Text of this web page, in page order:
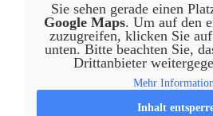
Sie sehen gerade einen
Google Maps. Um auf den
zuzugreifen, klicken Sie
unten. Bitte beachten Sie,
Drittanbieter
Mehr
Inhalt